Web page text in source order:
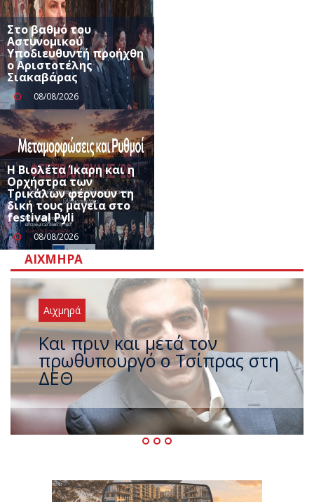
Στο βαθμό του
Αστυνομικού
Υποδιευθυντή προήχθη
ο Αριστοτέλης
Σιακαβάρας
08/08/2026
Η Βιολέτα Ίκαρη και η
Ορχήστρα των
Τρικάλων φέρνουν τη
δική τους μαγεία στο
festival Pyli
08/08/2026
ΑΙΧΜΗΡΆ
Αιχμηρά
Έρχεται νέο ισχυρό κύμα
ζέστης με 40 βαθμούς Κελσίου
– Ο καιρός έως τον
Δεκαπενταύγουστο